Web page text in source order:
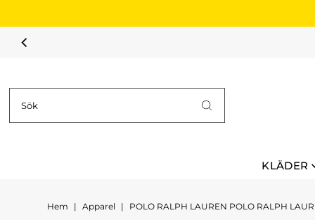
KLÄDER
Hem | Apparel | POLO RALPH LAUREN POLO RALPH